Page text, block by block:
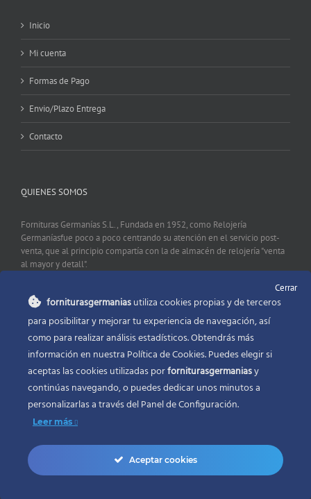
Inicio
Mi cuenta
Formas de Pago
Envio/Plazo Entrega
Contacto
QUIENES SOMOS
Fornituras Germanías S.L., Fundada en 1952, como Relojería
Germaníasfue poco a poco centrando su atención en el servicio post-
venta, que al principio compartía con la de almacén de relojería "venta
al mayor y detall".
CONTACTO
Fornituras Germanías, Calle Sevilla 2, 46006 Valencia España
Phone:96 341 53 35
Email:info@forniturasgermanias.com
Cerrar
forniturasgermaniasutiliza cookies propias y de terceros
para posibilitar y mejorar tu experiencia de navegación, así
como para realizar análisis estadísticos. Obtendrás más
información en nuestra Política de Cookies. Puedes elegir si
aceptas las cookies utilizadas porforniturasgermaniasy
continúas navegando, o puedes dedicar unos minutos a
personalizarlas a través delPanel de Configuración.
Leer más
Aceptar cookies